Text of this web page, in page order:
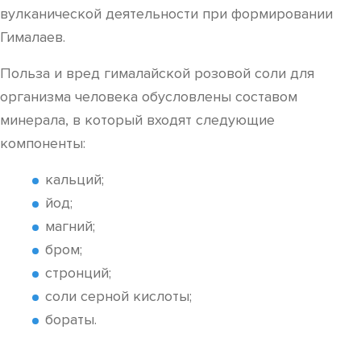
вулканической деятельности при формировании
Гималаев.
Польза и вред гималайской розовой соли для
организма человека обусловлены составом
минерала, в который входят следующие
компоненты:
кальций;
йод;
магний;
бром;
стронций;
соли серной кислоты;
бораты.